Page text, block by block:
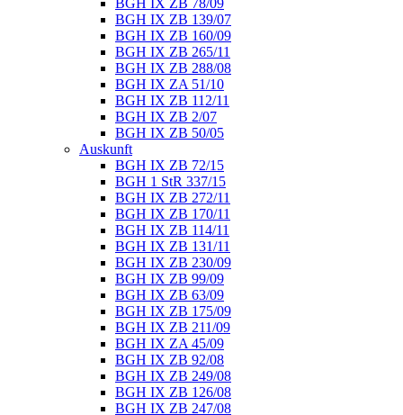
BGH IX ZB 139/07
BGH IX ZB 160/09
BGH IX ZB 265/11
BGH IX ZB 288/08
BGH IX ZA 51/10
BGH IX ZB 112/11
BGH IX ZB 2/07
BGH IX ZB 50/05
Auskunft
BGH IX ZB 72/15
BGH 1 StR 337/15
BGH IX ZB 272/11
BGH IX ZB 170/11
BGH IX ZB 114/11
BGH IX ZB 131/11
BGH IX ZB 230/09
BGH IX ZB 99/09
BGH IX ZB 63/09
BGH IX ZB 175/09
BGH IX ZB 211/09
BGH IX ZA 45/09
BGH IX ZB 92/08
BGH IX ZB 249/08
BGH IX ZB 126/08
BGH IX ZB 247/08